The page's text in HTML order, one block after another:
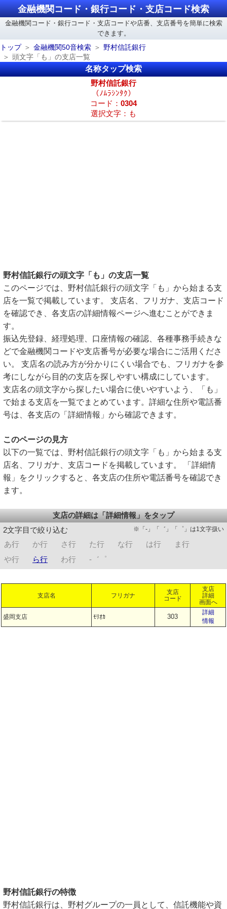
金融機関コード・銀行コード・支店コード検索
金融機関コード・銀行コード・支店コードや店番、支店番号を簡単に検索
できます。
トップ
金融機関50音検索
野村信託銀行
頭文字「も」の支店一覧
名称タップ検索
野村信託銀行
（ﾉﾑﾗｼﾝﾀｸ）
コード： 0304
選択文字：も
野村信託銀行の頭文字「も」の支店一覧
このページでは、野村信託銀行の頭文字「も」から始まる支
店を一覧で掲載しています。 支店名、フリガナ、支店コード
を確認でき、各支店の詳細情報ページへ進むことができま
す。
振込先登録、経理処理、口座情報の確認、各種事務手続きな
どで金融機関コードや支店番号が必要な場合にご活用くださ
い。 支店名の読み方が分かりにくい場合でも、フリガナを参
考にしながら目的の支店を探しやすい構成にしています。
支店名の頭文字から探したい場合に使いやすいよう、「も」
で始まる支店を一覧でまとめています。詳細な住所や電話番
号は、各支店の「詳細情報」から確認できます。
このページの見方
以下の一覧では、野村信託銀行の頭文字「も」から始まる支
店名、フリガナ、支店コードを掲載しています。 「詳細情
報」をクリックすると、各支店の住所や電話番号を確認でき
ます。
支店の詳細は「詳細情報」をタップ
2文字目で絞り込む
※「-」「゛」「゜」は1文字扱い
あ行 か行 さ行 た行 な行 は行
ま行
や行
ら行 わ行 -゛゜
支店名 フリガナ
支店
コード
支店
詳細
画面へ
盛岡支店 ﾓﾘｵｶ 303
詳細
情報
野村信託銀行の特徴
野村信託銀行は、野村グループの一員として、信託機能や資